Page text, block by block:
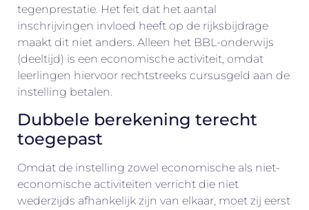
tegenprestatie. Het feit dat het aantal
inschrijvingen invloed heeft op de rijksbijdrage
maakt dit niet anders. Alleen het BBL-onderwijs
(deeltijd) is een economische activiteit, omdat
leerlingen hiervoor rechtstreeks cursusgeld aan de
instelling betalen.
Dubbele berekening terecht
toegepast
Omdat de instelling zowel economische als niet-
economische activiteiten verricht die niet
wederzijds afhankelijk zijn van elkaar, moet zij eerst